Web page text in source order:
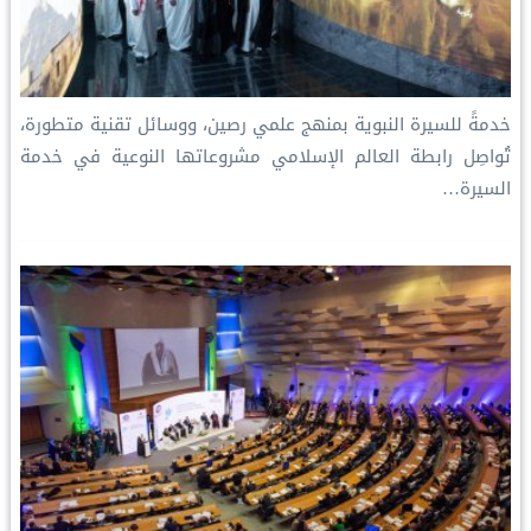
خدمةً للسيرة النبوية بمنهج علمي رصين، ووسائل تقنية متطورة،
تُواصِل رابطة العالم الإسلامي مشروعاتها النوعية في خدمة
السيرة…